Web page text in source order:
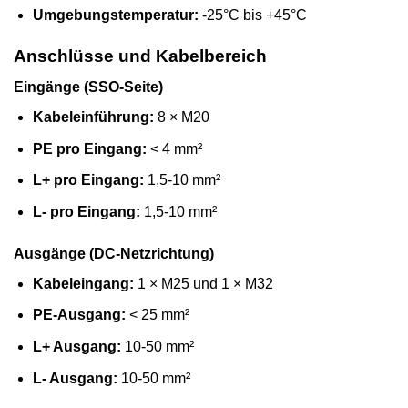
Umgebungstemperatur: -25°C bis +45°C
Anschlüsse und Kabelbereich
Eingänge (SSO-Seite)
Kabeleinführung: 8 × M20
PE pro Eingang: < 4 mm²
L+ pro Eingang: 1,5-10 mm²
L- pro Eingang: 1,5-10 mm²
Ausgänge (DC-Netzrichtung)
Kabeleingang: 1 × M25 und 1 × M32
PE-Ausgang: < 25 mm²
L+ Ausgang: 10-50 mm²
L- Ausgang: 10-50 mm²